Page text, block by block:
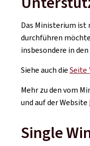
Das Ministerium
durchführen
insbesondere in
Siehe auch dieSeite
Mehr zu den vom
und auf der Website
Single